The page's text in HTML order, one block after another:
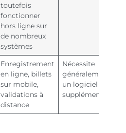
toutefois
fonctionner
hors ligne sur
de nombreux
systèmes
Enregistrement
en ligne, billets
sur mobile,
validations à
distance
Nécessite
généralement
un logiciel
supplémentaire